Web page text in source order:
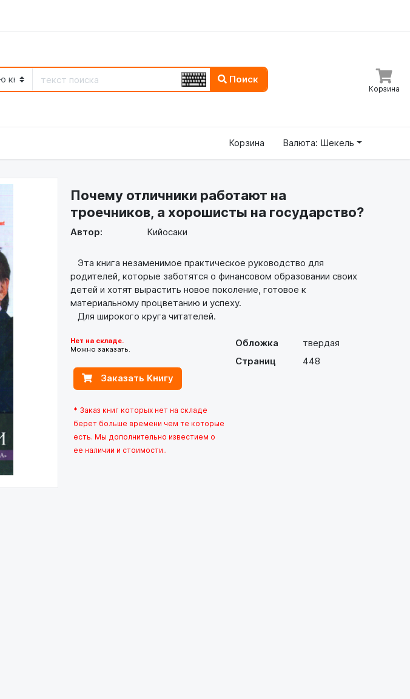
Поиск
Корзина
Корзина Валюта: Шекель
Почему отличники работают на
троечников, а хорошисты на государство?
Автор: Кийосаки
Эта книга незаменимое практическое руководство для
родителей, которые заботятся о финансовом образовании своих
детей и хотят вырастить новое поколение, готовое к
материальному процветанию и успеху.
Для широкого круга читателей.
Обложка
твердая
Страниц
448
Нет на складе.
Можно заказать.
Заказать Книгу
* Заказ книг которых нет на складе
берет больше времени чем те которые
есть. Мы дополнительно известием о
ее наличии и стоимости..